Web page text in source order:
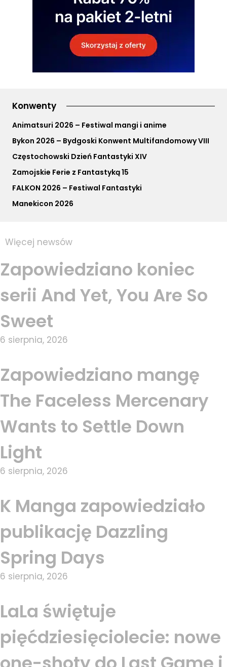
Konwenty
Animatsuri 2026 – Festiwal mangi i anime
Bykon 2026 – Bydgoski Konwent Multifandomowy VIII
Częstochowski Dzień Fantastyki XIV
Zamojskie Ferie z Fantastyką 15
FALKON 2026 – Festiwal Fantastyki
Manekicon 2026
Więcej newsów
Zapowiedziano koniec
serii And Yet, You Are So
Sweet
6 sierpnia, 2026
Zapowiedziano mangę
The Faceless Mercenary
Wants to Settle Down
Light
6 sierpnia, 2026
K Manga zapowiedziało
publikację Dazzling
Spring Days
6 sierpnia, 2026
LaLa świętuje
pięćdziesięciolecie: nowe